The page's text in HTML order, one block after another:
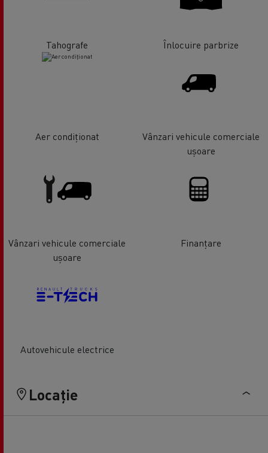
Tahografe Înlocuire parbrize
Aer condiționat
Vânzari vehicule comerciale
ușoare
Vânzari vehicule comerciale
ușoare
Finanțare
Autovehicule electrice
Locație